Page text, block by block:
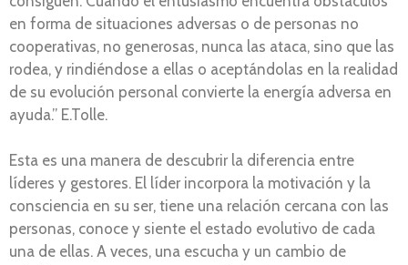
en forma de situaciones adversas o de personas no
cooperativas, no generosas, nunca las ataca, sino que las
rodea, y rindiéndose a ellas o aceptándolas en la realidad
de su evolución personal convierte la energía adversa en
ayuda.” E.Tolle.
Esta es una manera de descubrir la diferencia entre
líderes y gestores. El líder incorpora la motivación y la
consciencia en su ser, tiene una relación cercana con las
personas, conoce y siente el estado evolutivo de cada
una de ellas. A veces, una escucha y un cambio de